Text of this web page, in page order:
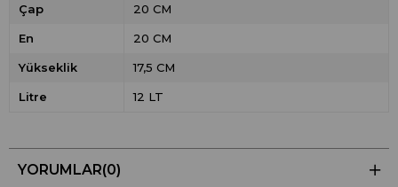
Çap 20 CM
En 20 CM
Yükseklik 17,5 CM
Litre 12 LT
YORUMLAR(0)